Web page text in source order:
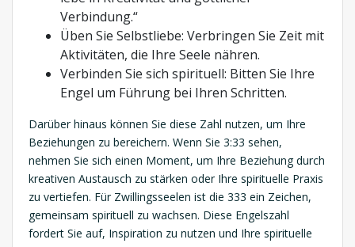
Verbindung.“
Üben Sie Selbstliebe: Verbringen Sie Zeit mit
Aktivitäten, die Ihre Seele nähren.
Verbinden Sie sich spirituell: Bitten Sie Ihre
Engel um Führung bei Ihren Schritten.
Darüber hinaus können Sie diese Zahl nutzen, um Ihre
Beziehungen zu bereichern. Wenn Sie 3:33 sehen,
nehmen Sie sich einen Moment, um Ihre Beziehung durch
kreativen Austausch zu stärken oder Ihre spirituelle Praxis
zu vertiefen. Für Zwillingsseelen ist die 333 ein Zeichen,
gemeinsam spirituell zu wachsen. Diese Engelszahl
fordert Sie auf, Inspiration zu nutzen und Ihre spirituelle